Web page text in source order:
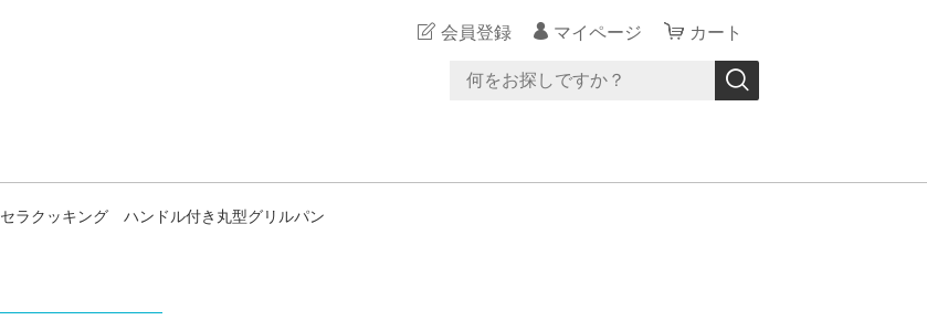
会員登録 マイページ カート
セラクッキング ハンドル付き丸型グリルパン